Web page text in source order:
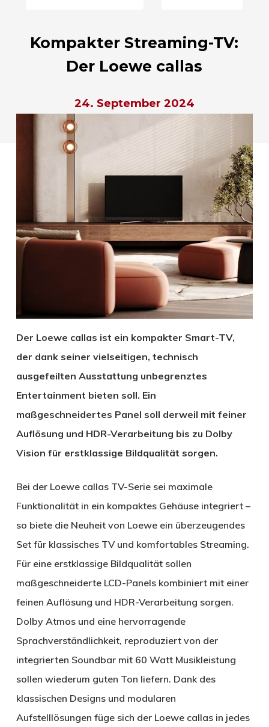
Kompakter Streaming-TV:
Der Loewe callas
24. September 2024
Der Loewe callas ist ein kompakter Smart-TV,
der dank seiner vielseitigen, technisch
ausgefeilten Ausstattung unbegrenztes
Entertainment bieten soll. Ein
maßgeschneidertes Panel soll derweil mit feiner
Auflösung und HDR-Verarbeitung bis zu Dolby
Vision für erstklassige Bildqualität sorgen.
Bei der Loewe callas TV-Serie sei maximale
Funktionalität in ein kompaktes Gehäuse integriert –
so biete die Neuheit von Loewe ein überzeugendes
Set für klassisches TV und komfortables Streaming.
Für eine erstklassige Bildqualität sollen
maßgeschneiderte LCD-Panels kombiniert mit einer
feinen Auflösung und HDR-Verarbeitung sorgen.
Dolby Atmos und eine hervorragende
Sprachverständlichkeit, reproduziert von der
integrierten Soundbar mit 60 Watt Musikleistung
sollen wiederum guten Ton liefern. Dank des
klassischen Designs und modularen
Aufstelllösungen füge sich der Loewe callas in jedes